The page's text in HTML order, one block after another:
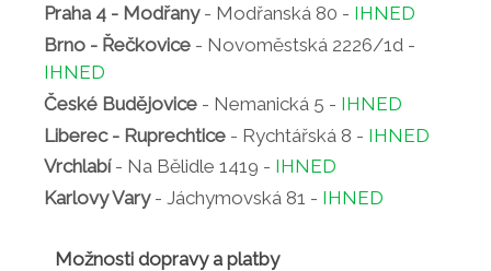
Praha 4 - Modřany- Modřanská 80 - IHNED
Brno - Řečkovice - Novoměstská 2226/1d -
IHNED
České Budějovice - Nemanická 5 - IHNED
Liberec - Ruprechtice - Rychtářská 8 - IHNED
Vrchlabí- Na Bělidle 1419 - IHNED
Karlovy Vary- Jáchymovská 81 - IHNED
Možnosti dopravy a platby